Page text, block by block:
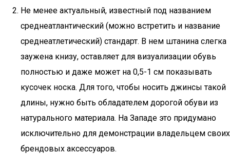
Не менее актуальный, известный под названием
среднеатлантический (можно встретить и название
среднеатлетический) стандарт. В нем штанина слегка
заужена книзу, оставляет для визуализации обувь
полностью и даже может на 0,5-1 см показывать
кусочек носка. Для того, чтобы носить джинсы такой
длины, нужно быть обладателем дорогой обуви из
натурального материала. На Западе это придумано
исключительно для демонстрации владельцем своих
брендовых аксессуаров.